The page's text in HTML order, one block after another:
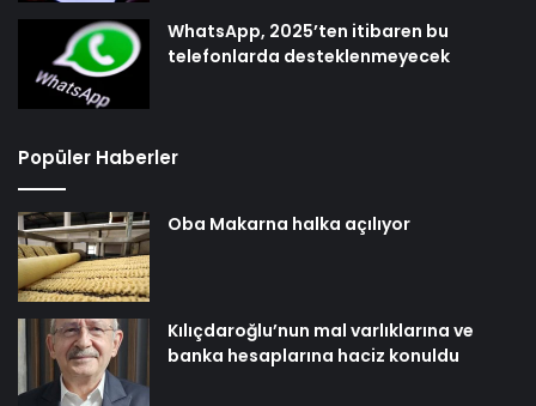
WhatsApp, 2025’ten itibaren bu
telefonlarda desteklenmeyecek
Popüler Haberler
Oba Makarna halka açılıyor
Kılıçdaroğlu’nun mal varlıklarına ve
banka hesaplarına haciz konuldu